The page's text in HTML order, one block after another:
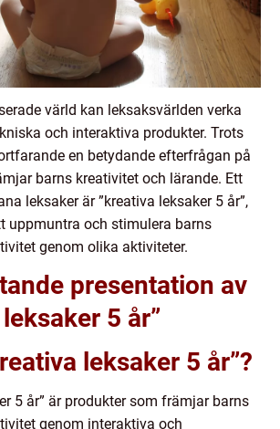
värld kan leksaksvärlden verka
och interaktiva produkter. Trots
en betydande efterfrågan på
barns kreativitet och lärande. Ett
leksaker är ”kreativa leksaker 5 år”,
uppmuntra och stimulera barns
genom olika aktiviteter.
presentation av
5 år”
leksaker 5 år”?
5 år” är produkter som främjar barns
genom interaktiva och